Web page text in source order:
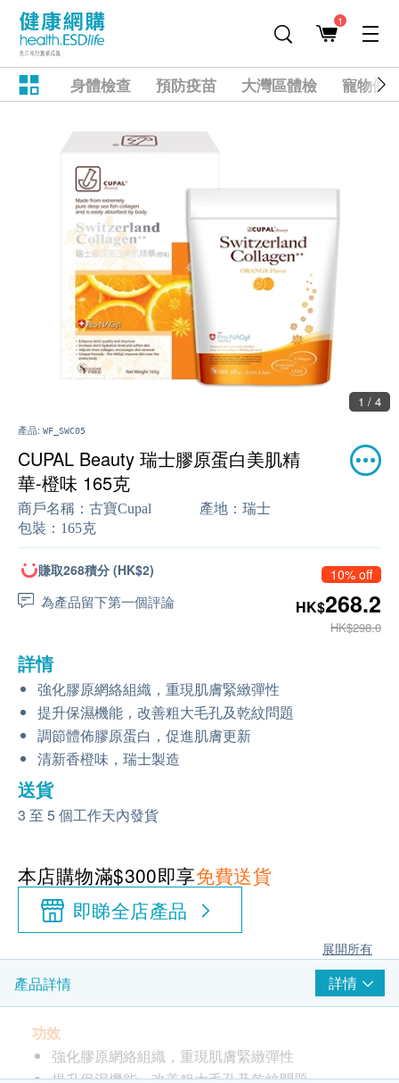
1
身體檢查 預防疫苗 大灣區體檢 寵物健
1 / 4
產品: WF_SWC05
CUPAL Beauty 瑞士膠原蛋白美肌精
華-橙味 165克
商戶名稱： 古寶Cupal 產地： 瑞士
包裝： 165克
賺取268積分 (HK$2)
為產品留下第一個評論
10% off
HK$268.2
HK$298.0
詳情
強化膠原網絡組織，重現肌膚緊緻彈性
提升保濕機能，改善粗大毛孔及乾紋問題
調節體佈膠原蛋白，促進肌膚更新
清新香橙味，瑞士製造
送貨
3 至 5 個工作天內發貨
本店購物滿$300即享免費送貨
即睇全店產品
展開所有
產品詳情 詳情
功效
強化膠原網絡組織，重現肌膚緊緻彈性